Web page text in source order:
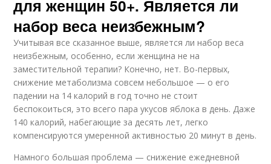
для женщин 50+. Является ли
набор веса неизбежным?
Учитывая все сказанное выше, является ли набор веса
неизбежным, особенно, если женщина не на
заместительной терапии? Конечно, нет. Во-первых,
снижение метаболизма совсем небольшое — о его
падении на 14 калорий в год точно не стоит
беспокоиться, это всего пара укусов яблока в день. Даже
140 калорий, набегающие за десять лет, легко
компенсируются умеренной активностью 20 минут в день.
Намного большая проблема — снижение ежедневной